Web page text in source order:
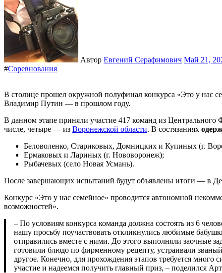
Автор Евгений Серафимович Май 21,
#Соревнования
В столице прошел окружной полуфинал конкурса «Это у нас семейное», старт которому дал Президент России
Владимир Путин — в прошлом году.
В данном этапе приняли участие 417 команд из
числе, четыре — из Воронежской области. В состязаниях
Беловоленко, Стариковых, Домницких и Купиных (г.
Ермаковых и Лариных (г. Нововоронеж);
Рыбачевых (село Новая Усмань).
После завершающих испытаний будут объявлены итоги — в
Конкурс «Это у нас семейное» проводится автономной
возможностей».
– По условиям конкурса команда должна состоять из 6 человек – представителей трех семейных поколений. На
нашу просьбу поучаствовать откликнулись любимые
отправились вместе с ними. До этого выполняли заочные
готовили блюдо по фирменному рецепту, устраивали
другое. Конечно, для прохождения этапов требуется
участие и надеемся получить главный приз, – поделился